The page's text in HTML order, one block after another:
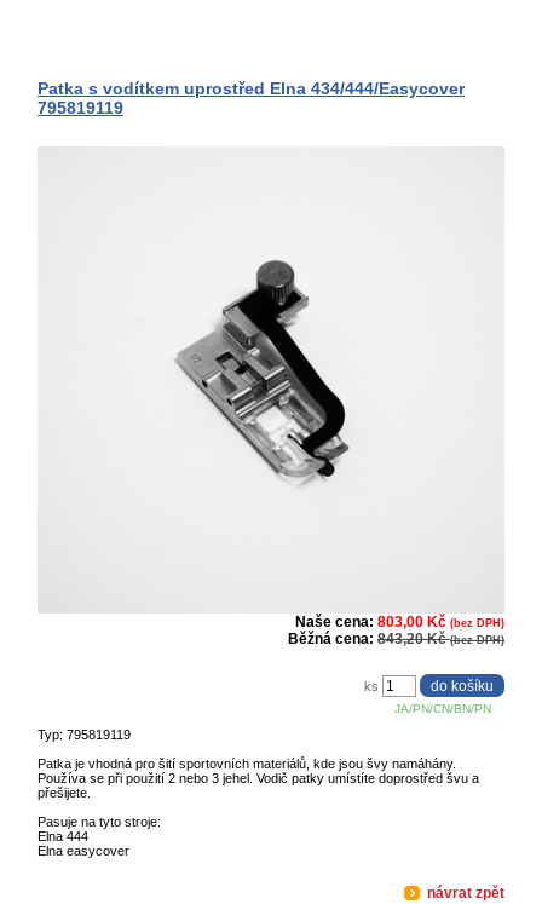
Patka s vodítkem uprostřed Elna 434/444/Easycover
795819119
Naše cena: 803,00 Kč (bez DPH)
Běžná cena: 843,20 Kč(bez DPH)
JA/PN/CN/BN/PN
ks
Typ: 795819119
Patka je vhodná pro šití sportovních materiálů, kde jsou švy namáhány.
Používa se při použití 2 nebo 3 jehel. Vodič patky umístíte doprostřed švu a
přešijete.
Pasuje na tyto stroje:
Elna 444
Elna easycover
návrat zpět